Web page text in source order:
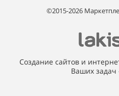
©2015-2026
Создание сайтов и
Ваших задач